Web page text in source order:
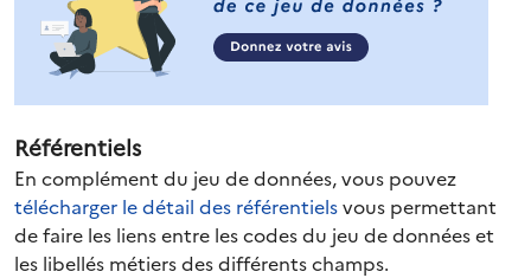
Référentiels
En complément du jeu de données, vous pouvez
télécharger le détail des référentielsvous permettant
de faire les liens entre les codes du jeu de données et
les libellés métiers des différents champs.